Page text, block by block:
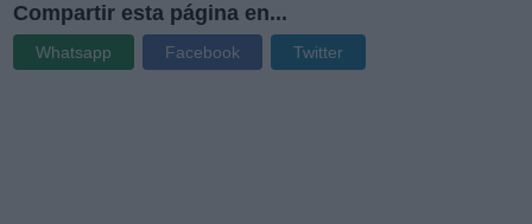
Compartir esta página en...
Whatsapp Facebook Twitter